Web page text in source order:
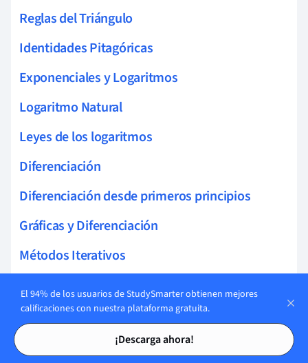
Tarjetas de estudio
Tarjetas de estudio
Reglas del Triángulo
Identidades Pitagóricas
Exponenciales y Logaritmos
Logaritmo Natural
Leyes de los logaritmos
Diferenciación
Diferenciación desde primeros principios
Gráficas y Diferenciación
Métodos Iterativos
Reglas de la diferenciación
Integrando Polinomios
Integración de Funciones Trigonométricas
El 94% de los usuarios de StudySmarter obtienen mejores
calificaciones con nuestra plataforma gratuita.
¡Descarga ahora!